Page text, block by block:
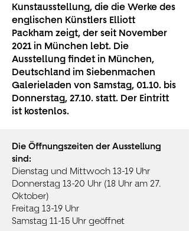
Kunstausstellung, die die Werke des
englischen Künstlers Elliott
Packham zeigt, der seit November
2021 in München lebt. Die
Ausstellung findet in München,
Deutschland im Siebenmachen
Galerieladen von Samstag, 01.10. bis
Donnerstag, 27.10. statt. Der Eintritt
ist kostenlos.
Die Öffnungszeiten der Ausstellung
sind:
Dienstag und Mittwoch 13-19 Uhr
Donnerstag 13-20 Uhr (18 Uhr am 27.
Oktober)
Freitag 13-19 Uhr
Samstag 11-15 Uhr geöffnet